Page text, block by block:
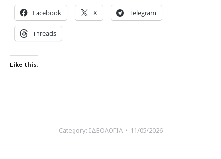
Facebook X Telegram
Threads
Like this:
Category: ΙΔΕΟΛΟΓΙΑ 11/05/2026